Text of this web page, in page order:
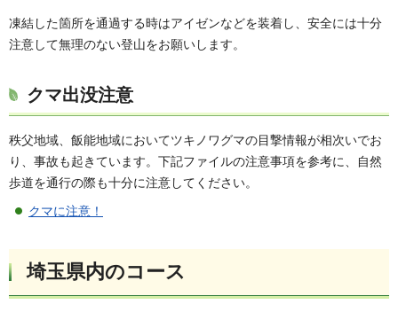
凍結した箇所を通過する時はアイゼンなどを装着し、安全には十分
注意して無理のない登山をお願いします。
クマ出没注意
秩父地域、飯能地域においてツキノワグマの目撃情報が相次いでお
り、事故も起きています。下記ファイルの注意事項を参考に、自然
歩道を通行の際も十分に注意してください。
クマに注意！
埼玉県内のコース